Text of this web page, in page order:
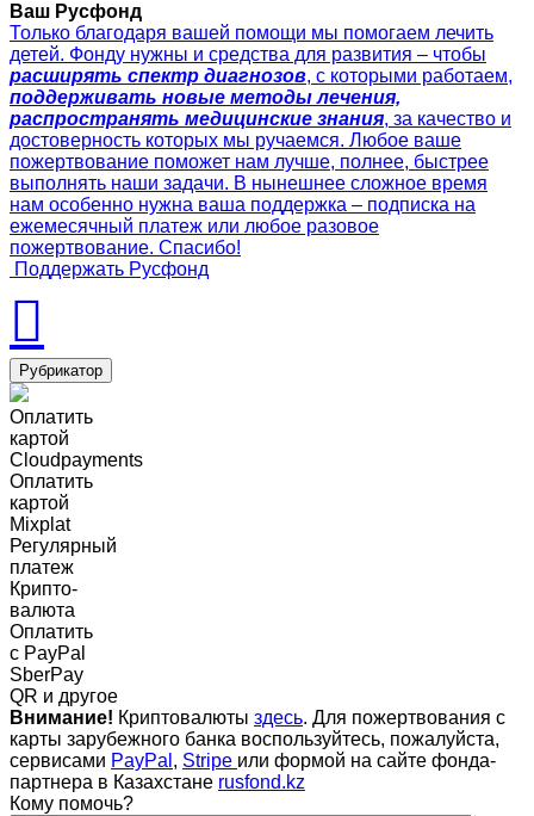
Ваш Русфонд
Только благодаря вашей помощи мы помогаем лечить
детей. Фонду нужны и средства для развития – чтобы
расширять спектр диагнозов, с которыми работаем,
поддерживать новые методы лечения,
распространять медицинские знания, за качество и
достоверность которых мы ручаемся. Любое ваше
пожертвование поможет нам лучше, полнее, быстрее
выполнять наши задачи. В нынешнее сложное время
нам особенно нужна ваша поддержка – подписка на
ежемесячный платеж или любое разовое
пожертвование. Спасибо!
Поддержать Русфонд
Рубрикатор
Оплатить
картой
Cloudpayments
Оплатить
картой
Mixplat
Регулярный
платеж
Крипто-
валюта
Оплатить
c PayPal
SberPay
QR и другое
Внимание! Криптовалюты здесь. Для пожертвования с
карты зарубежного банка воспользуйтесь, пожалуйста,
сервисами PayPal , Stripe или формой на сайте фонда-
партнера в Казахстане rusfond.kz
Кому помочь?